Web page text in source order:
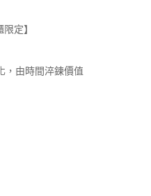
定】
由時間淬鍊價值